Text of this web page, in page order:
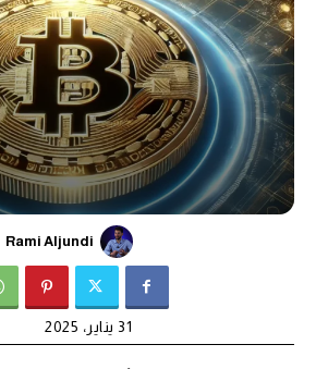
Rami Aljundi
31 يناير، 2025